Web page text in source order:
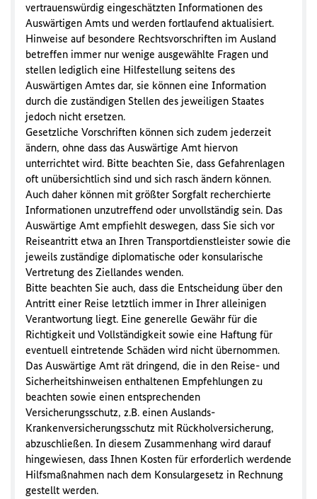
vertrauenswürdig eingeschätzten Informationen des
Auswärtigen Amts und werden fortlaufend aktualisiert.
Hinweise auf besondere Rechtsvorschriften im Ausland
betreffen immer nur wenige ausgewählte Fragen und
stellen lediglich eine Hilfestellung seitens des
Auswärtigen Amtes dar, sie können eine Information
durch die zuständigen Stellen des jeweiligen Staates
jedoch nicht ersetzen.
Gesetzliche Vorschriften können sich zudem jederzeit
ändern, ohne dass das Auswärtige Amt hiervon
unterrichtet wird. Bitte beachten Sie, dass Gefahrenlagen
oft unübersichtlich sind und sich rasch ändern können.
Auch daher können mit größter Sorgfalt recherchierte
Informationen unzutreffend oder unvollständig sein. Das
Auswärtige Amt empfiehlt deswegen, dass Sie sich vor
Reiseantritt etwa an Ihren Transportdienstleister sowie die
jeweils zuständige diplomatische oder konsularische
Vertretung des Ziellandes wenden.
Bitte beachten Sie auch, dass die Entscheidung über den
Antritt einer Reise letztlich immer in Ihrer alleinigen
Verantwortung liegt. Eine generelle Gewähr für die
Richtigkeit und Vollständigkeit sowie eine Haftung für
eventuell eintretende Schäden wird nicht übernommen.
Das Auswärtige Amt rät dringend, die in den Reise- und
Sicherheitshinweisen enthaltenen Empfehlungen zu
beachten sowie einen entsprechenden
Versicherungsschutz, z.B. einen Auslands-
Krankenversicherungsschutz mit Rückholversicherung,
abzuschließen. In diesem Zusammenhang wird darauf
hingewiesen, dass Ihnen Kosten für erforderlich werdende
Hilfsmaßnahmen nach dem Konsulargesetz in Rechnung
gestellt werden.